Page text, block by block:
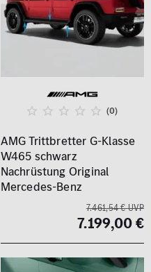
(0)
AMG Trittbretter G-Klasse
W465 schwarz
Nachrüstung Original
Mercedes-Benz
7.461,54 € UVP
7.199,00 €